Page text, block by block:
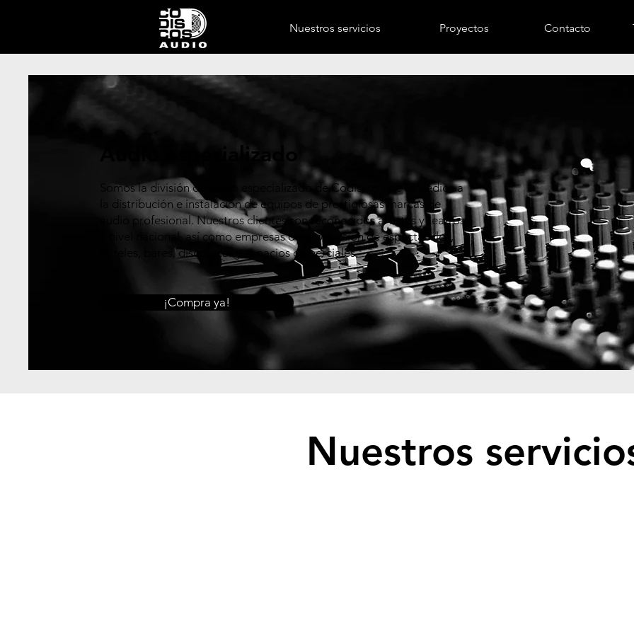
Nuestros servicios Proyectos Contacto
Audio especializado
Somos la división de audio especializado de Codiscos que se dedica a
la distribución e instalación de equipos de prestigiosas marcas de
audio profesional. Nuestros clientes son reconocidos artistas y teatros
a nivel nacional, así como empresas de producción de espectáculos,
hoteles, bares, discotecas y espacios comerciales.
¡Compra ya!
Nuestros